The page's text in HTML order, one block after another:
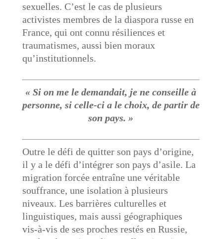
sexuelles. C’est le cas de plusieurs
activistes membres de la diaspora russe en
France, qui ont connu résiliences et
traumatismes, aussi bien moraux
qu’institutionnels.
« Si on me le demandait, je ne conseille à
personne, si celle-ci a le choix, de partir de
son pays. »
Outre le défi de quitter son pays d’origine,
il y a le défi d’intégrer son pays d’asile. La
migration forcée entraîne une véritable
souffrance, une isolation à plusieurs
niveaux. Les barrières culturelles et
linguistiques, mais aussi géographiques
vis-à-vis de ses proches restés en Russie,